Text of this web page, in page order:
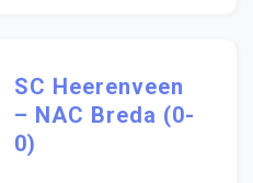
SC Heerenveen
– NAC Breda (0-
0)